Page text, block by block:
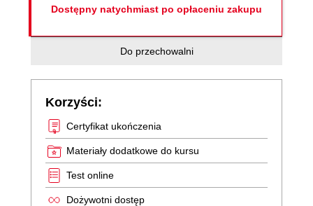
Dostępny natychmiast po opłaceniu zakupu
Do przechowalni
Korzyści:
Certyfikat ukończenia
Materiały dodatkowe do kursu
Test online
Dożywotni dostęp